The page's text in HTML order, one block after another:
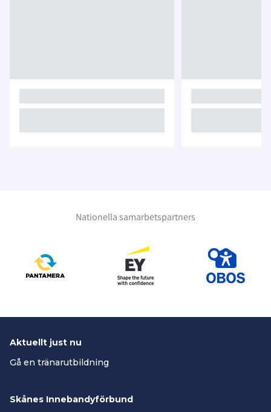
Nationella samarbetspartners
Aktuellt just nu
Gå en tränarutbildning
Skånes Innebandyförbund